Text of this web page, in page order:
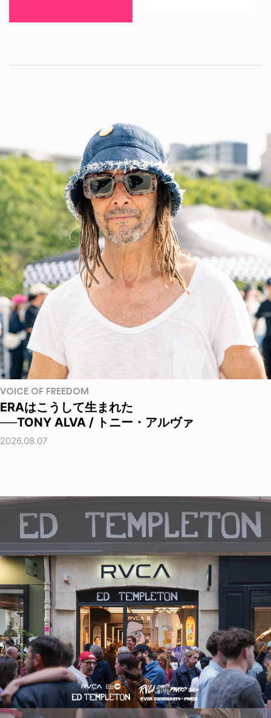
VOICE OF FREEDOM
ERAはこうして生まれた
──TONY ALVA / トニー・アルヴァ
2026.08.07